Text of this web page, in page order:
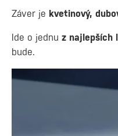
Záver je kvetinový,
Ide o jednu z najlepších
bude.